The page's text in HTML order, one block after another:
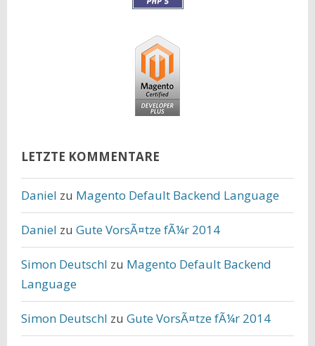
LETZTE KOMMENTARE
Daniel zu Magento Default Backend Language
Daniel zu Gute VorsÃ¤tze fÃ¼r 2014
Simon Deutschl zu Magento Default Backend
Language
Simon Deutschl zu Gute VorsÃ¤tze fÃ¼r 2014